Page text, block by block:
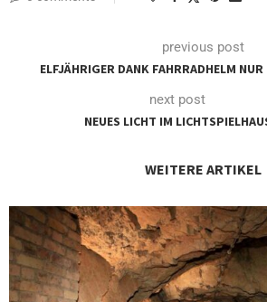
previous post
ELFJÄHRIGER DANK FAHRRADHELM
next post
NEUES LICHT IM
WEITERE ARTIKEL